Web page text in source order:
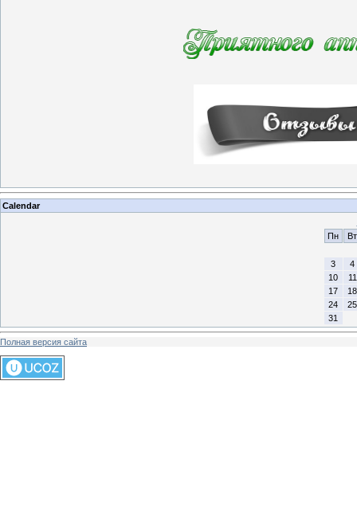
Calendar
Пн
Вт
3
4
10
11
17
18
24
25
31
Полная версия сайта